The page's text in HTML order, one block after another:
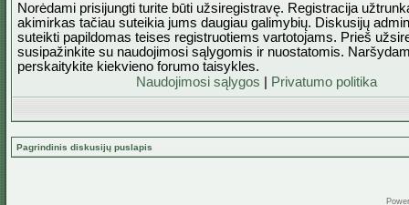
Norėdami prisijungti turite būti užsiregistravę. Registracija
akimirkas tačiau suteikia jums daugiau galimybių. Diskusijų
suteikti papildomas teises registruotiems vartotojams. Prieš
susipažinkite su naudojimosi sąlygomis ir nuostatomis.
perskaitykite kiekvieno forumo taisykles.
Naudojimosi sąlygos
Privatumo politika
Pagrindinis diskusijų puslapis